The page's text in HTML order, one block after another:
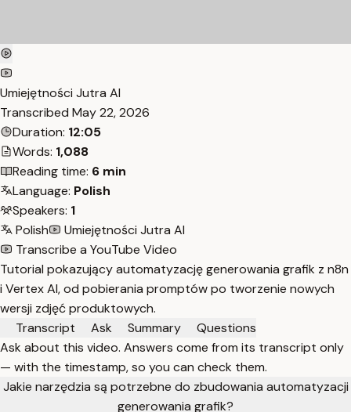
Umiejętności Jutra AI
Transcribed May 22, 2026
Duration: 12:05
Words: 1,088
Reading time: 6 min
Language: Polish
Speakers: 1
Polish
Umiejętności Jutra AI
Transcribe a YouTube Video
Tutorial pokazujący automatyzację generowania grafik z n8n
i Vertex AI, od pobierania promptów po tworzenie nowych
wersji zdjęć produktowych.
Transcript
Ask Summary
Questions
Ask about this video. Answers come from its transcript only
— with the timestamp, so you can check them.
Jakie narzędzia są potrzebne do zbudowania automatyzacji
generowania grafik?